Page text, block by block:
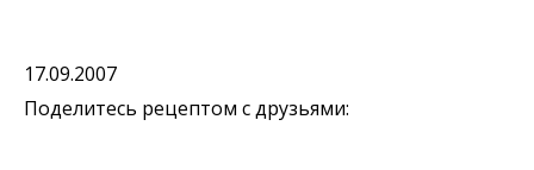
17.09.2007
Поделитесь рецептом с друзьями: